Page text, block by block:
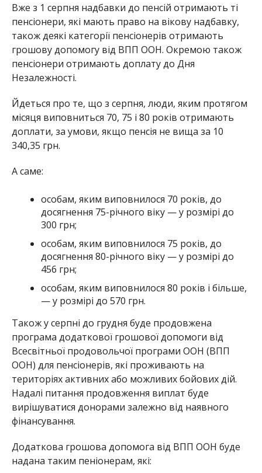
Вже з 1 серпня надбавки до пенсій отримають ті
пенсіонери, які мають право на вікову надбавку,
також деякі категорії пенсіонерів отримають
грошову допомогу від ВПП ООН. Окремою також
пенсіонери отримають доплату до Дня
Незалежності.
Йдеться про те, що з серпня, люди, яким протягом
місяця виповниться 70, 75 і 80 років отримають
доплати, за умови, якщо пенсія не вища за 10
340,35 грн.
А саме:
особам, яким виповнилося 70 років, до
досягнення 75-річного віку — у розмірі до
300 грн;
особам, яким виповнилося 75 років, до
досягнення 80-річного віку — у розмірі до
456 грн;
особам, яким виповнилося 80 років і більше,
— у розмірі до 570 грн.
Також у серпні до грудня буде продовжена
програма додаткової грошової допомоги від
Всесвітньої продовольчої програми ООН (ВПП
ООН) для пенсіонерів, які проживають на
територіях активних або можливих бойових дій.
Надалі питання продовження виплат буде
вирішуватися донорами залежно від наявного
фінансування.
Додаткова грошова допомога від ВПП ООН буде
надана таким пеніонерам, які: